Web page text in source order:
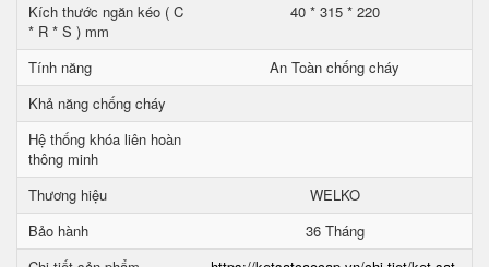
Kích thước ngăn kéo ( C
* R * S ) mm
40 * 315 * 220
Tính năng
An Toàn chống cháy
Khả năng chống cháy
Hệ thống khóa liên hoàn
thông minh
Thương hiệu
WELKO
Bảo hành
36 Tháng